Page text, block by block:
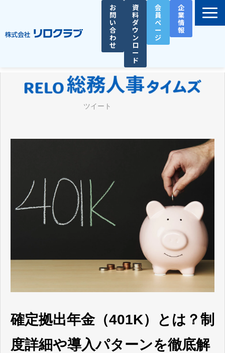
お
問
い
合
わ
せ
資
料
ダ
ウ
ン
ロ
ー
ド
会
員
ペ
ー
ジ
企
業
情
報
選ばれる理由
サービス一覧
お役立ち資料
ツイート
確定拠出年金（401K）とは？制
度詳細や導入パターンを徹底解